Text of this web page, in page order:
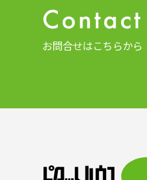
お問合せはこちらから